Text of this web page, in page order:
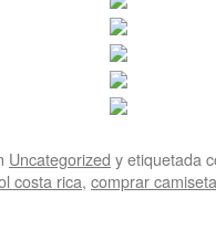
Uncategorized y etiquetada
costa rica, comprar